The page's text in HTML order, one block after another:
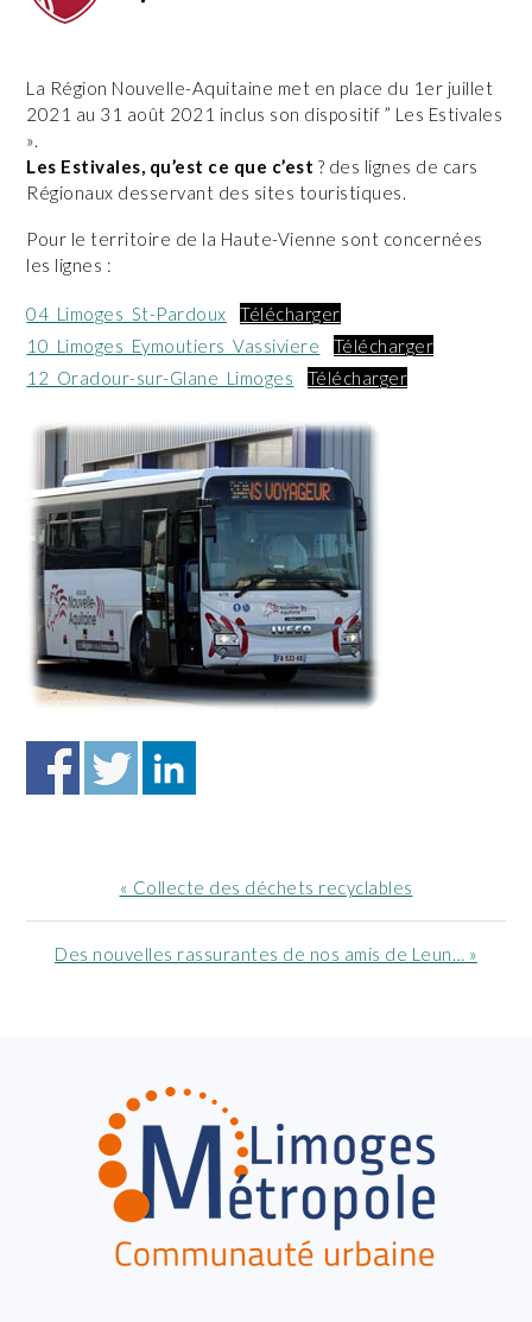
La Région Nouvelle-Aquitaine met en place du 1er juillet
2021 au 31 août 2021 inclus son dispositif ” Les Estivales
».
Les Estivales, qu’est ce que c’est ? des lignes de cars
Régionaux desservant des sites touristiques.
Pour le territoire de la Haute-Vienne sont concernées
les lignes :
04_Limoges_St-Pardoux
Télécharger
10_Limoges_Eymoutiers_Vassiviere
Télécharger
12_Oradour-sur-Glane_Limoges
Télécharger
Article
précédent
:
« Collecte des déchets recyclables
Article
Des nouvelles rassurantes de nos amis de Leun… »